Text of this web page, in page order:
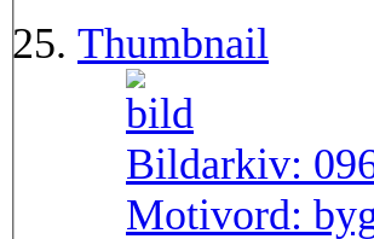
Thumbnail
Bildarkiv:
Motivord: